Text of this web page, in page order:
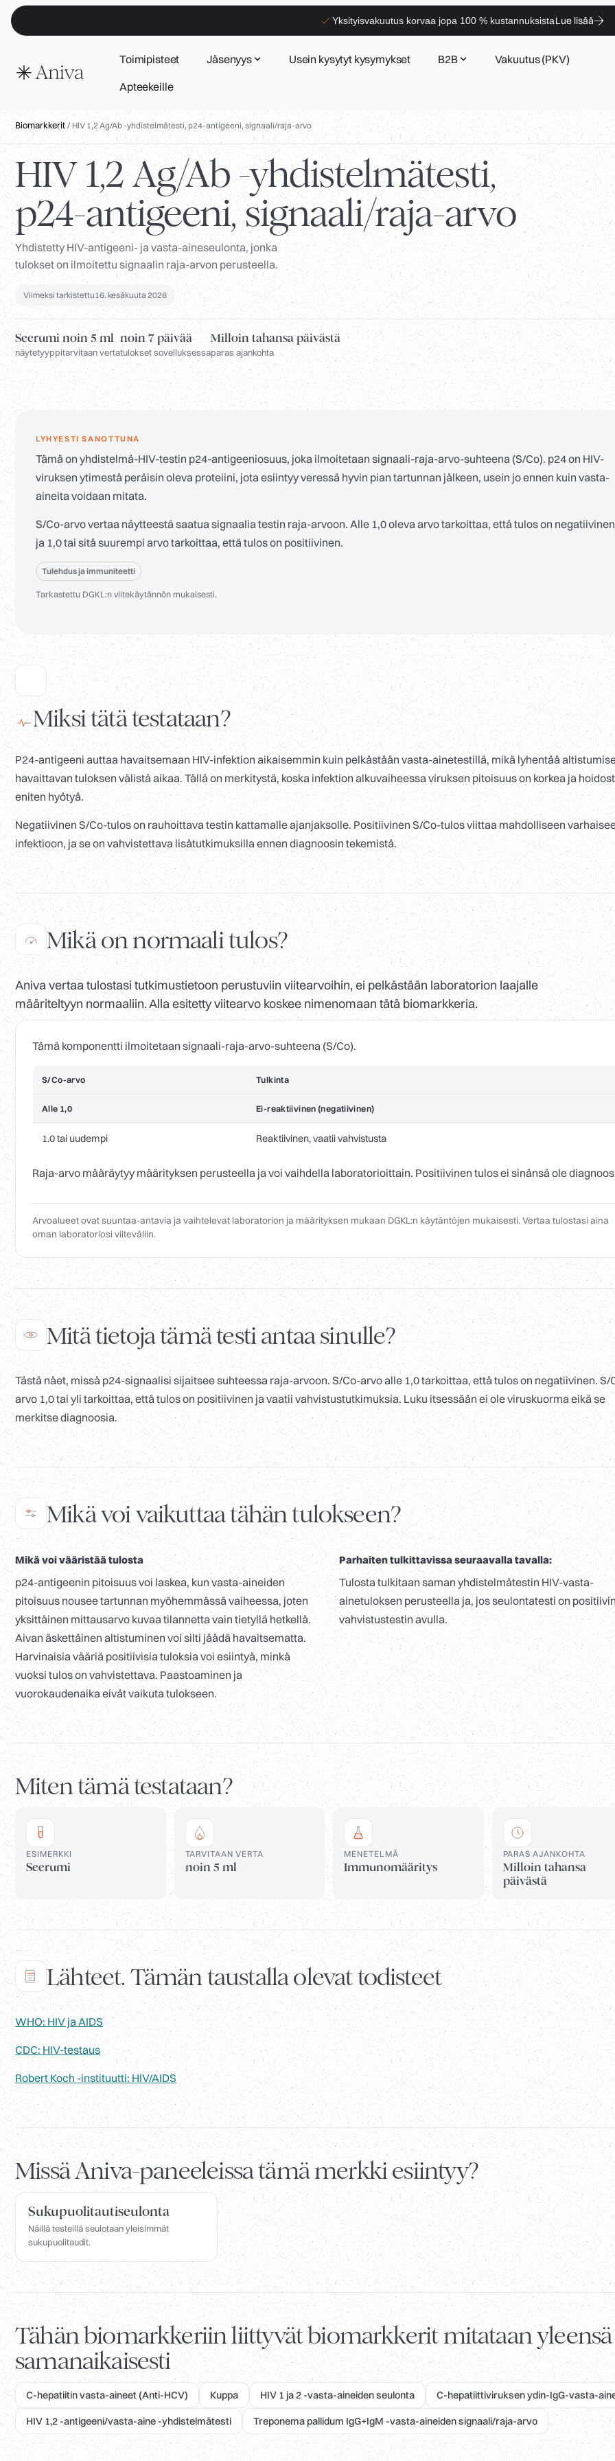
Yksityisvakuutus korvaa jopa 100 % kustannuksistaLue lisää
Toimipisteet Jäsenyys Usein kysytyt kysymykset B2B
Vakuutus (PKV)
Apteekeille
Biomarkkerit/HIV 1,2 Ag/Ab -yhdistelmätesti, p24-antigeeni, signaali/raja-arvo
HIV 1,2 Ag/Ab -yhdistelmätesti,
p24-antigeeni, signaali/raja-arvo
Yhdistetty HIV-antigeeni- ja vasta-aineseulonta, jonka
tulokset on ilmoitettu signaalin raja-arvon perusteella.
Viimeksi tarkistettu16. kesäkuuta 2026
Seerumi
näytetyyppi
noin 5 ml
tarvitaan verta
noin 7 päivää
tulokset sovelluksessa
Milloin tahansa päivästä
paras ajankohta
LYHYESTI SANOTTUNA
Tämä on yhdistelmä-HIV-testin p24-antigeeniosuus, joka ilmoitetaan signaali-raja-arvo-suhteena (S/Co). p24 on HIV-
viruksen ytimestä peräisin oleva proteiini, jota esiintyy veressä hyvin pian tartunnan jälkeen, usein jo ennen kuin vasta-
aineita voidaan mitata.
S/Co-arvo vertaa näytteestä saatua signaalia testin raja-arvoon. Alle 1,0 oleva arvo tarkoittaa, että tulos on
ja 1,0 tai sitä suurempi arvo tarkoittaa, että tulos on positiivinen.
Tulehdus ja immuniteetti
Tarkastettu DGKL:n viitekäytännön mukaisesti.
Miksi tätä testataan?
P24-antigeeni auttaa havaitsemaan HIV-infektion aikaisemmin kuin pelkästään vasta-ainetestillä, mikä lyhentää
havaittavan tuloksen välistä aikaa. Tällä on merkitystä, koska infektion alkuvaiheessa viruksen pitoisuus on korkea ja
eniten hyötyä.
Negatiivinen S/Co-tulos on rauhoittava testin kattamalle ajanjaksolle. Positiivinen S/Co-tulos viittaa mahdolliseen
infektioon, ja se on vahvistettava lisätutkimuksilla ennen diagnoosin tekemistä.
Mikä on normaali tulos?
Aniva vertaa tulostasi tutkimustietoon perustuviin viitearvoihin, ei pelkästään laboratorion laajalle
määriteltyyn normaaliin. Alla esitetty viitearvo koskee nimenomaan tätä biomarkkeria.
Tämä komponentti ilmoitetaan signaali-raja-arvo-suhteena (S/Co).
S/Co-arvo Tulkinta
Alle 1,0 Ei-reaktiivinen (negatiivinen)
1.0 tai uudempi Reaktiivinen, vaatii vahvistusta
Raja-arvo määräytyy määrityksen perusteella ja voi vaihdella laboratorioittain. Positiivinen tulos ei sinänsä ole
Arvoalueet ovat suuntaa-antavia ja vaihtelevat laboratorion ja määrityksen mukaan DGKL:n käytäntöjen mukaisesti. Vertaa tulostasi aina
oman laboratoriosi viiteväliin.
Mitä tietoja tämä testi antaa sinulle?
Tästä näet, missä p24-signaalisi sijaitsee suhteessa raja-arvoon. S/Co-arvo alle 1,0 tarkoittaa, että tulos on negatiivinen. S/
arvo 1,0 tai yli tarkoittaa, että tulos on positiivinen ja vaatii vahvistustutkimuksia. Luku itsessään ei ole viruskuorma eikä se
merkitse diagnoosia.
Mikä voi vaikuttaa tähän tulokseen?
Mikä voi vääristää tulosta
p24-antigeenin pitoisuus voi laskea, kun vasta-aineiden
pitoisuus nousee tartunnan myöhemmässä vaiheessa, joten
yksittäinen mittausarvo kuvaa tilannetta vain tietyllä hetkellä.
Aivan äskettäinen altistuminen voi silti jäädä havaitsematta.
Harvinaisia vääriä positiivisia tuloksia voi esiintyä, minkä
vuoksi tulos on vahvistettava. Paastoaminen ja
vuorokaudenaika eivät vaikuta tulokseen.
Parhaiten tulkittavissa seuraavalla tavalla:
Tulosta tulkitaan saman yhdistelmätestin HIV-vasta-
ainetuloksen perusteella ja, jos seulontatesti on
vahvistustestin avulla.
Miten tämä testataan?
ESIMERKKI
Seerumi
TARVITAAN VERTA
noin 5 ml
MENETELMÄ
Immunomääritys
PARAS AJANKOHTA
Milloin tahansa
päivästä
Lähteet. Tämän taustalla olevat todisteet
WHO: HIV ja AIDS
CDC: HIV-testaus
Robert Koch -instituutti: HIV/AIDS
Missä Aniva-paneeleissa tämä merkki esiintyy?
Sukupuolitautiseulonta
Näillä testeillä seulotaan yleisimmät
sukupuolitaudit.
Tähän biomarkkeriin liittyvät biomarkkerit mitataan yleensä
samanaikaisesti
C-hepatiitin vasta-aineet (Anti-HCV) Kuppa HIV 1 ja 2 -vasta-aineiden seulonta C-hepatiittiviruksen ydin-IgG-vasta-
HIV 1,2 -antigeeni/vasta-aine -yhdistelmätesti Treponema pallidum IgG+IgM -vasta-aineiden signaali/raja-arvo